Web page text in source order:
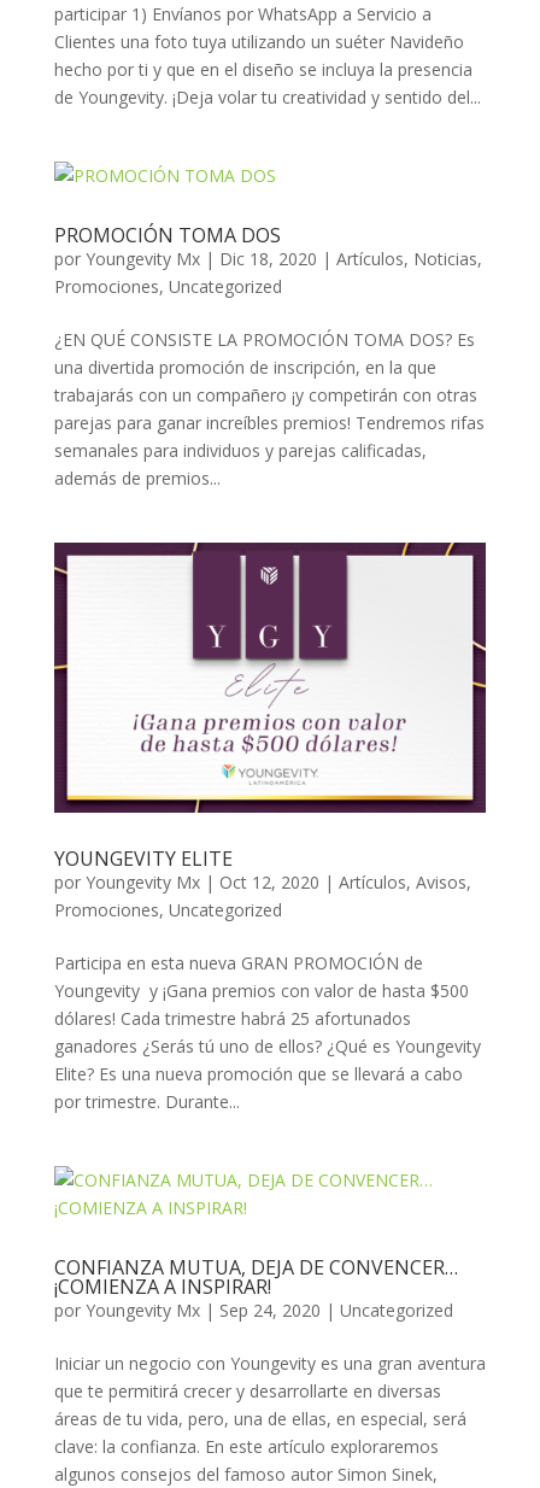
participar 1) Envíanos por WhatsApp a Servicio a
Clientes una foto tuya utilizando un suéter Navideño
hecho por ti y que en el diseño se incluya la presencia
de Youngevity. ¡Deja volar tu creatividad y sentido del...
PROMOCIÓN TOMA DOS
por Youngevity Mx| Dic 18, 2020 | Artículos, Noticias,
Promociones, Uncategorized
¿EN QUÉ CONSISTE LA PROMOCIÓN TOMA DOS? Es
una divertida promoción de inscripción, en la que
trabajarás con un compañero ¡y competirán con otras
parejas para ganar increíbles premios! Tendremos rifas
semanales para individuos y parejas calificadas,
además de premios...
YOUNGEVITY ELITE
por Youngevity Mx| Oct 12, 2020 | Artículos, Avisos,
Promociones, Uncategorized
Participa en esta nueva GRAN PROMOCIÓN de
Youngevity y ¡Gana premios con valor de hasta $500
dólares! Cada trimestre habrá 25 afortunados
ganadores ¿Serás tú uno de ellos? ¿Qué es Youngevity
Elite? Es una nueva promoción que se llevará a cabo
por trimestre. Durante...
CONFIANZA MUTUA, DEJA DE CONVENCER…
¡COMIENZA A INSPIRAR!
por Youngevity Mx| Sep 24, 2020 | Uncategorized
Iniciar un negocio con Youngevity es una gran aventura
que te permitirá crecer y desarrollarte en diversas
áreas de tu vida, pero, una de ellas, en especial, será
clave: la confianza. En este artículo exploraremos
algunos consejos del famoso autor Simon Sinek,